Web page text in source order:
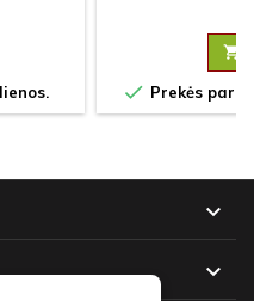

 Prekės

